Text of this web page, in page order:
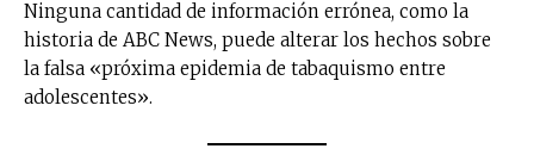
Ninguna cantidad de información errónea, como la
historia de ABC News, puede alterar los hechos sobre
la falsa «próxima epidemia de tabaquismo entre
adolescentes».